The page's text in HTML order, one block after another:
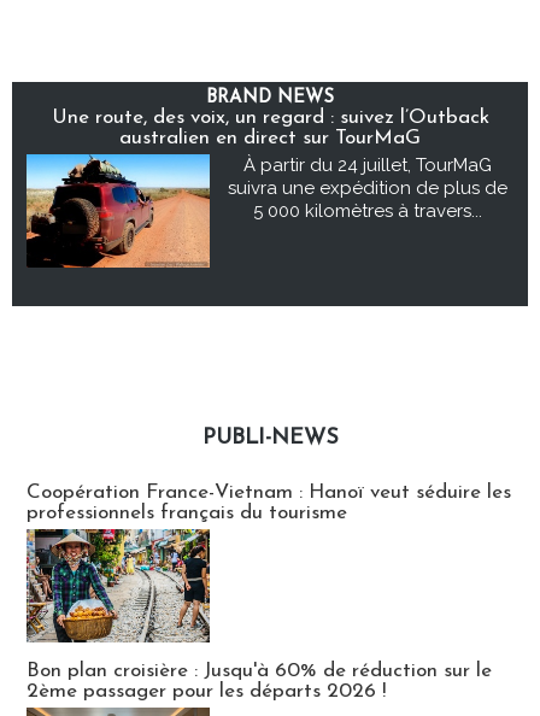
BRAND NEWS
Une route, des voix, un regard : suivez l’Outback
australien en direct sur TourMaG
À partir du 24 juillet, TourMaG
suivra une expédition de plus de
5 000 kilomètres à travers...
PUBLI-NEWS
Coopération France-Vietnam : Hanoï veut séduire les
professionnels français du tourisme
Bon plan croisière : Jusqu'à 60% de réduction sur le
2ème passager pour les départs 2026 !